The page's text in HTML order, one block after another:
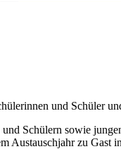
und Schüler
Schülern sowie
zu Gast